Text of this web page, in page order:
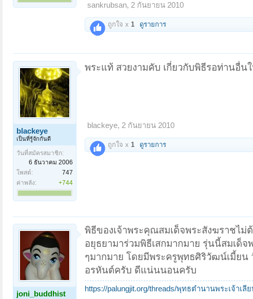
sankrubsan, 2 กันยายน 2010
ถูกใจ x 1 ดูรายการ
blackeye
เป็นที่รู้จักกันดี
วันที่สมัครสมาชิก:
6 ธันวาคม 2006
โพสต์:
747
ค่าพลัง:
+744
พระแท้ สวยงามคับ เกี่ยวกับพิธีรอท่านอื่น
blackeye, 2 กันยายน 2010
ถูกใจ x 1 ดูรายการ
joni_buddhist
พิธีของเจ้าพระคุณสมเด็จพระสังฆราชไม่
อยุธยามาร่วมพิธีเสกมากมาย รุ่นนี้สมเด็
ๆมากมาย โดยมีพระครูพุทธศิริวัฒน์เมี้ยน
อรหันต์ครับ ดีแน่นนอนครับ
https://palungjit.org/threads/พุทธตำนานพระเจ้าเ